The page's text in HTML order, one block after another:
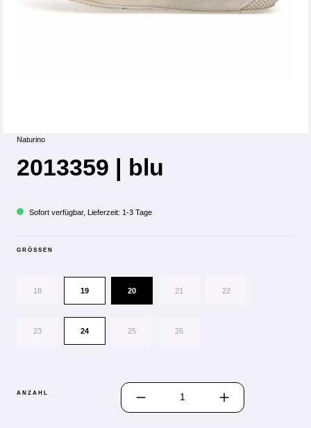
Naturino
2013359 | blu
Sofort verfügbar, Lieferzeit: 1-3 Tage
GRÖSSEN
18 19 20 21 22
23 24 25 26
ANZAHL
PRODUKT ANZAHL: GIB DEN